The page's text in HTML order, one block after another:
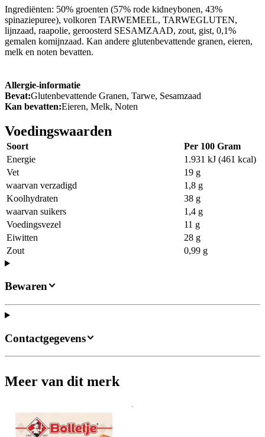
Ingrediënten: 50% groenten (57% rode kidneybonen, 43%
spinaziepuree), volkoren TARWEMEEL, TARWEGLUTEN,
lijnzaad, raapolie, geroosterd SESAMZAAD, zout, gist, 0,1%
gemalen komijnzaad. Kan andere glutenbevattende granen, eieren,
melk en noten bevatten.
Allergie-informatie
Bevat:Glutenbevattende Granen, Tarwe, Sesamzaad
Kan bevatten:Eieren, Melk, Noten
Voedingswaarden
Soort
Per 100 Gram
Energie
1.931 kJ (461 kcal)
Vet
19 g
waarvan verzadigd
1,8 g
Koolhydraten
38 g
waarvan suikers
1,4 g
Voedingsvezel
11 g
Eiwitten
28 g
Zout
0,99 g
Bewaren
Contactgegevens
Meer van dit merk